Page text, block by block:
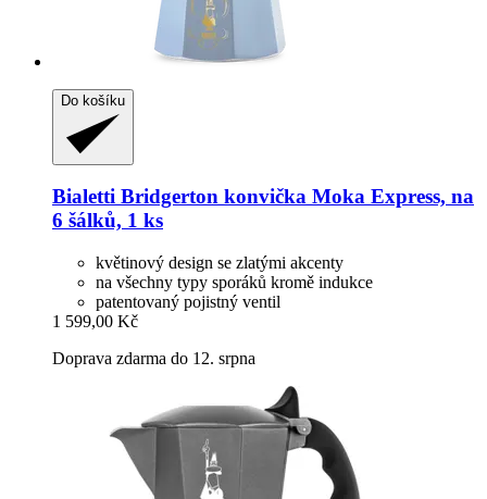
Do košíku
Bialetti Bridgerton konvička Moka Express, na
6 šálků, 1 ks
květinový design se zlatými akcenty
na všechny typy sporáků kromě indukce
patentovaný pojistný ventil
1 599,00 Kč
Doprava zdarma do 12. srpna